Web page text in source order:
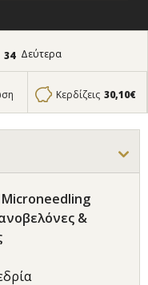
33 Δεύτερα
Κερδίζεις 30,10€
&